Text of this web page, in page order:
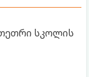
სკოლის